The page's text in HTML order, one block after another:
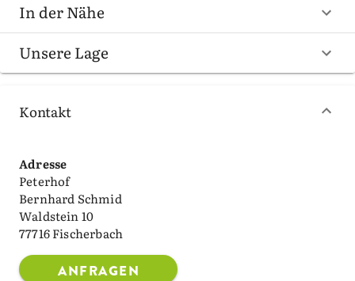
In der Nähe
Unsere Lage
Kontakt
Adresse
Peterhof
Bernhard Schmid
Waldstein 10
77716 Fischerbach
ANFRAGEN